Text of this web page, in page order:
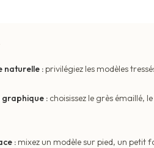
naturelle :privilégiez les modèles
graphique : choisissez le grès émaillé,
: mixez un modèle sur pied, un petit